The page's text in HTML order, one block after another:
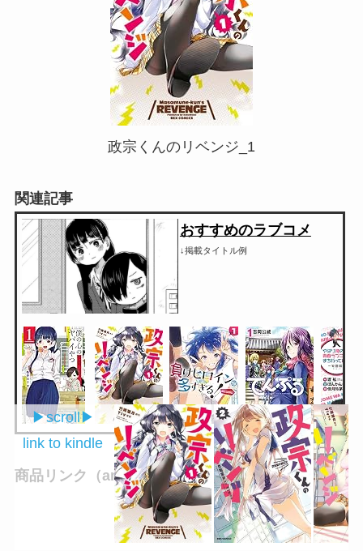
政宗くんのリベンジ_1
関連記事
おすすめのラブコメ
↓掲載タイトル例
商品リンク（amazon）
▶︎scroll▶︎
link to kindle